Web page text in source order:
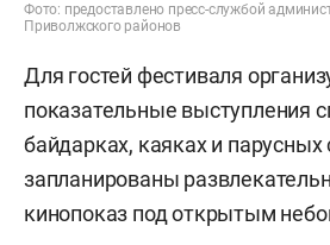
Фото: предоставлено пресс-службой
Приволжского районов
Для гостей фестиваля
показательные выступления
байдарках, каяках и парусных
запланированы
кинопоказ под открытым